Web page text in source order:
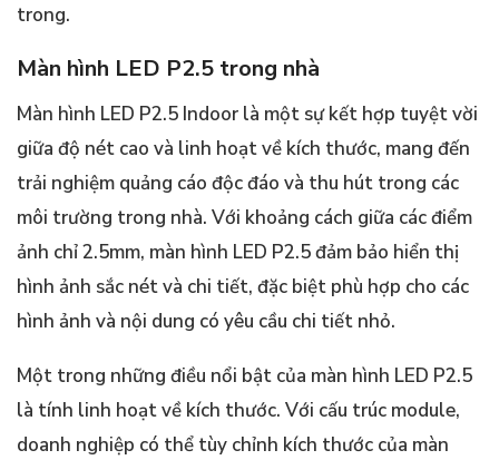
trong.
Màn hình LED P2.5 trong nhà
Màn hình LED P2.5 Indoor là một sự kết hợp tuyệt vời
giữa độ nét cao và linh hoạt về kích thước, mang đến
trải nghiệm quảng cáo độc đáo và thu hút trong các
môi trường trong nhà. Với khoảng cách giữa các điểm
ảnh chỉ 2.5mm, màn hình LED P2.5 đảm bảo hiển thị
hình ảnh sắc nét và chi tiết, đặc biệt phù hợp cho các
hình ảnh và nội dung có yêu cầu chi tiết nhỏ.
Một trong những điều nổi bật của màn hình LED P2.5
là tính linh hoạt về kích thước. Với cấu trúc module,
doanh nghiệp có thể tùy chỉnh kích thước của màn